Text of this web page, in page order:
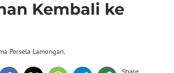
Kembali ke
Persela Lamongan.